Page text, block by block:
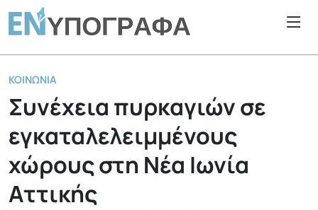
ΚΟΙΝΩΝΊΑ
Συνέχεια πυρκαγιών σε
εγκαταλελειμμένους
χώρους στη Νέα Ιωνία
Αττικής